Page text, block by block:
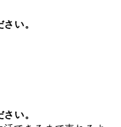
い。
い。